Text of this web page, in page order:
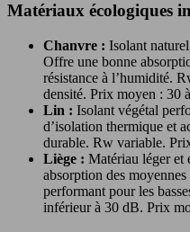
Matériaux écologiques
Chanvre : Isolant
Offre une bonne
résistance à l’humidité.
densité. Prix moyen : 30
Lin : Isolant végétal
d’isolation thermique et
durable. Rw variable.
Liège : Matériau léger et
absorption des
performant pour les
inférieur à 30 dB. Prix